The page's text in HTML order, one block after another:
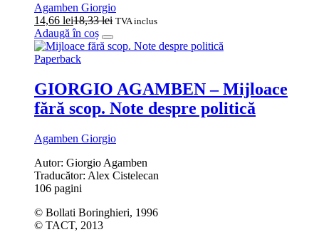
Agamben Giorgio
14,66 lei18,33lei TVA inclus
Adaugă în coș
Paperback
GIORGIO AGAMBEN – Mijloace
fără scop. Note despre politică
Agamben Giorgio
Autor: Giorgio Agamben
Traducător: Alex Cistelecan
106 pagini
© Bollati Boringhieri, 1996
© TACT, 2013